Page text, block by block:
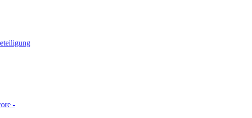
-